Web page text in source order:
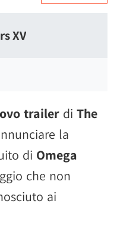
XV
trailer di The
la
di Omega
che non
ai